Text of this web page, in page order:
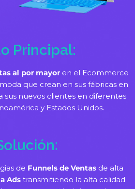
Principal:
al por mayor en el Ecommerce
que crean en sus fábricas en
sus nuevos clientes en diferentes
y Estados Unidos.
de Funnels de Ventas de alta
Ads transmitiendo la alta calidad